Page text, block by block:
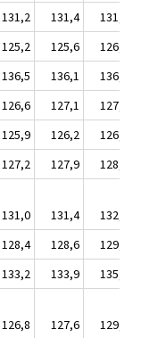
131,2 131,4
131,9
125,2 125,6
126,3
136,5 136,1
136,3
126,6 127,1
127,5
125,9 126,2
126,4
127,2 127,9
128,5
131,0 131,4
132,3
128,4 128,6
129,3
133,2 133,9
135,0
126,8 127,6
129,2